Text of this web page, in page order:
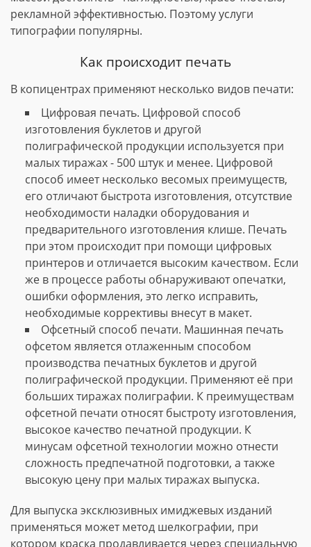
рекламной эффективностью. Поэтому услуги
типографии популярны.
Как происходит печать
В копицентрах применяют несколько видов печати:
Цифровая печать. Цифровой способ
изготовления буклетов и другой
полиграфической продукции используется при
малых тиражах - 500 штук и менее. Цифровой
способ имеет несколько весомых преимуществ,
его отличают быстрота изготовления, отсутствие
необходимости наладки оборудования и
предварительного изготовления клише. Печать
при этом происходит при помощи цифровых
принтеров и отличается высоким качеством. Если
же в процессе работы обнаруживают опечатки,
ошибки оформления, это легко исправить,
необходимые коррективы внесут в макет.
Офсетный способ печати. Машинная печать
офсетом является отлаженным способом
производства печатных буклетов и другой
полиграфической продукции. Применяют её при
больших тиражах полиграфии. К преимуществам
офсетной печати относят быстроту изготовления,
высокое качество печатной продукции. К
минусам офсетной технологии можно отнести
сложность предпечатной подготовки, а также
высокую цену при малых тиражах выпуска.
Для выпуска эксклюзивных имиджевых изданий
применяться может метод шелкографии, при
котором краска продавливается через специальную